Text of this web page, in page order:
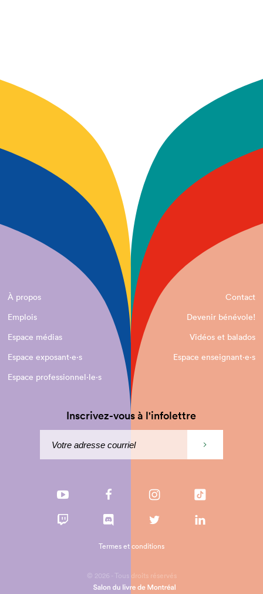
À propos
Contact
Emplois
Devenir bénévole!
Espace médias
Vidéos et balados
Espace exposant·e⋅s
Espace enseignant·e⋅s
Espace professionnel·le⋅s
Inscrivez-vous à l'infolettre
© 2026 - Tous droits réservés
Termes et conditions